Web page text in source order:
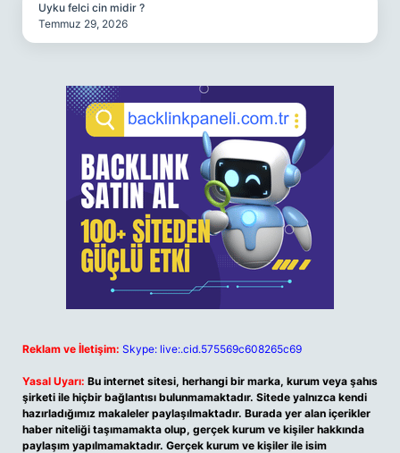
Uyku felci cin midir ?
Temmuz 29, 2026
Reklam ve İletişim: Skype: live:.cid.575569c608265c69
Yasal Uyarı: Bu internet sitesi, herhangi bir marka, kurum veya şahıs
şirketi ile hiçbir bağlantısı bulunmamaktadır. Sitede yalnızca kendi
hazırladığımız makaleler paylaşılmaktadır. Burada yer alan içerikler
haber niteliği taşımamakta olup, gerçek kurum ve kişiler hakkında
paylaşım yapılmamaktadır. Gerçek kurum ve kişiler ile isim